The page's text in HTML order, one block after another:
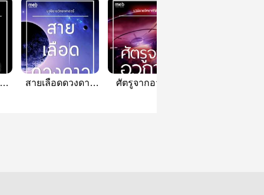
สายเลือดดวงดาว
ศัตรูจากอวกาศ